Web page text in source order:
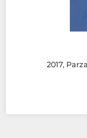
2017,